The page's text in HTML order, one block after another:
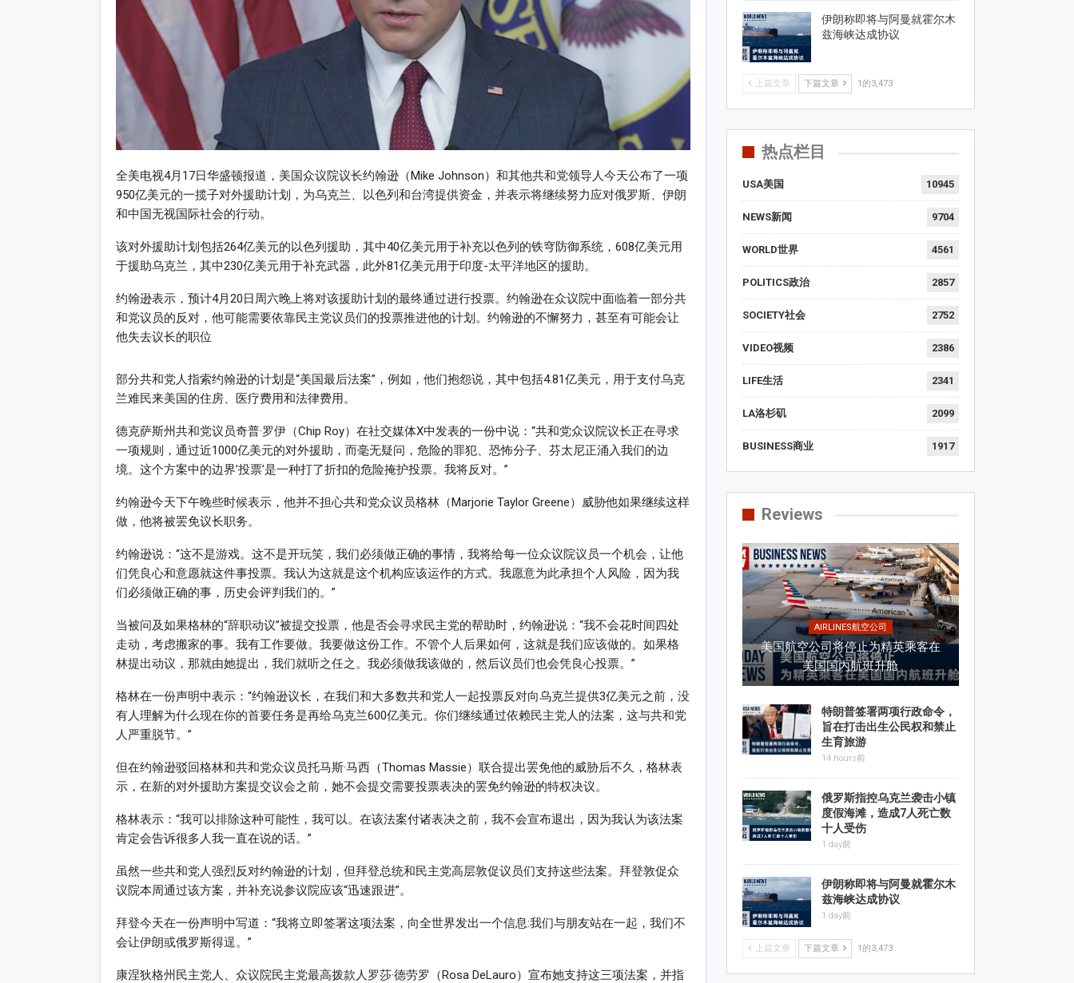
全美电视4月17日华盛顿报道，美国众议院议长约翰逊（Mike Johnson）和其他共和党领导人今天公布了一项
950亿美元的一揽子对外援助计划，为乌克兰、以色列和台湾提供资金，并表示将继续努力应对俄罗斯、伊朗
和中国无视国际社会的行动。
该对外援助计划包括264亿美元的以色列援助，其中40亿美元用于补充以色列的铁穹防御系统，608亿美元用
于援助乌克兰，其中230亿美元用于补充武器，此外81亿美元用于印度-太平洋地区的援助。
约翰逊表示，预计4月20日周六晚上将对该援助计划的最终通过进行投票。约翰逊在众议院中面临着一部分共
和党议员的反对，他可能需要依靠民主党议员们的投票推进他的计划。约翰逊的不懈努力，甚至有可能会让
他失去议长的职位
部分共和党人指索约翰逊的计划是“美国最后法案”，例如，他们抱怨说，其中包括4.81亿美元，用于支付乌克
兰难民来美国的住房、医疗费用和法律费用。
德克萨斯州共和党议员奇普·罗伊（Chip Roy）在社交媒体X中发表的一份中说：“共和党众议院议长正在寻求
一项规则，通过近1000亿美元的对外援助，而毫无疑问，危险的罪犯、恐怖分子、芬太尼正涌入我们的边
境。这个方案中的边界’投票’是一种打了折扣的危险掩护投票。我将反对。”
约翰逊今天下午晚些时候表示，他并不担心共和党众议员格林（Marjorie Taylor Greene）威胁他如果继续这样
做，他将被罢免议长职务。
约翰逊说：“这不是游戏。这不是开玩笑，我们必须做正确的事情，我将给每一位众议院议员一个机会，让他
们凭良心和意愿就这件事投票。我认为这就是这个机构应该运作的方式。我愿意为此承担个人风险，因为我
们必须做正确的事，历史会评判我们的。”
当被问及如果格林的“辞职动议”被提交投票，他是否会寻求民主党的帮助时，约翰逊说：“我不会花时间四处
走动，考虑搬家的事。我有工作要做。我要做这份工作。不管个人后果如何，这就是我们应该做的。如果格
林提出动议，那就由她提出，我们就听之任之。我必须做我该做的，然后议员们也会凭良心投票。”
格林在一份声明中表示：“约翰逊议长，在我们和大多数共和党人一起投票反对向乌克兰提供3亿美元之前，没
有人理解为什么现在你的首要任务是再给乌克兰600亿美元。你们继续通过依赖民主党人的法案，这与共和党
人严重脱节。”
但在约翰逊驳回格林和共和党众议员托马斯·马西（Thomas Massie）联合提出罢免他的威胁后不久，格林表
示，在新的对外援助方案提交议会之前，她不会提交需要投票表决的罢免约翰逊的特权决议。
格林表示：“我可以排除这种可能性，我可以。在该法案付诸表决之前，我不会宣布退出，因为我认为该法案
肯定会告诉很多人我一直在说的话。”
虽然一些共和党人强烈反对约翰逊的计划，但拜登总统和民主党高层敦促议员们支持这些法案。拜登敦促众
议院本周通过该方案，并补充说参议院应该“迅速跟进”。
拜登今天在一份声明中写道：“我将立即签署这项法案，向全世界发出一个信息:我们与朋友站在一起，我们不
会让伊朗或俄罗斯得逞。”
康涅狄格州民主党人、众议院民主党最高拨款人罗莎·德劳罗（Rosa DeLauro）宣布她支持这三项法案，并指
伊朗称即将与阿曼就霍尔木
兹海峡达成协议
上篇文章 下篇文章 1的3,473
热点栏目
USA美国 10945
NEWS新闻 9704
WORLD世界 4561
POLITICS政治 2857
SOCIETY社会 2752
VIDEO视频 2386
LIFE生活 2341
LA洛杉矶 2099
BUSINESS商业 1917
Reviews
AIRLINES航空公司
美国航空公司将停止为精英乘客在
美国国内航班升舱
特朗普签署两项行政命令，
旨在打击出生公民权和禁止
生育旅游
14 hours前
俄罗斯指控乌克兰袭击小镇
度假海滩，造成7人死亡数
十人受伤
1 day前
伊朗称即将与阿曼就霍尔木
兹海峡达成协议
1 day前
上篇文章 下篇文章 1的3,473